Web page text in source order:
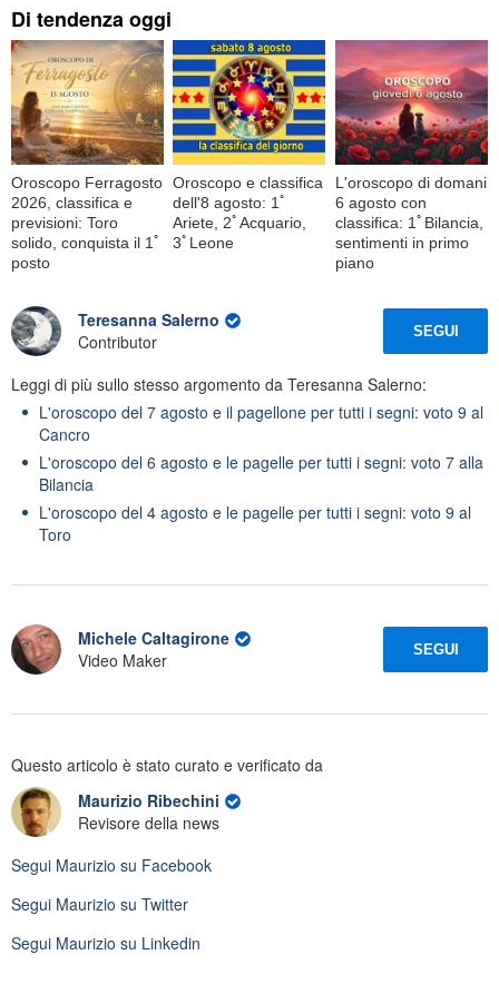
Di tendenza oggi
Oroscopo Ferragosto
2026, classifica e
previsioni: Toro
solido, conquista il 1ﾟ
posto
Oroscopo e classifica
dell'8 agosto: 1ﾟ
Ariete, 2ﾟAcquario,
3ﾟLeone
L'oroscopo di domani
6 agosto con
classifica: 1ﾟBilancia,
sentimenti in primo
piano
Teresanna Salerno
Contributor
SEGUI
Leggi di più sullo stesso argomento da Teresanna Salerno:
L'oroscopo del 7 agosto e il pagellone per tutti i segni: voto 9 al
Cancro
L'oroscopo del 6 agosto e le pagelle per tutti i segni: voto 7 alla
Bilancia
L'oroscopo del 4 agosto e le pagelle per tutti i segni: voto 9 al
Toro
Michele Caltagirone
Video Maker
SEGUI
Questo articolo è stato curato e verificato da
Maurizio Ribechini
Revisore della news
Segui Maurizio su Facebook
Segui Maurizio su Twitter
Segui Maurizio su Linkedin